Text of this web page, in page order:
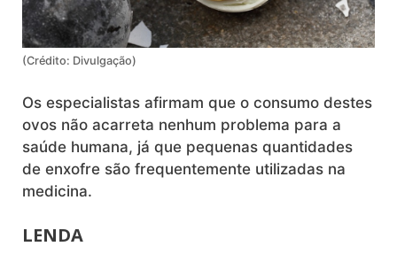
(Crédito: Divulgação)
Os especialistas afirmam que o consumo destes
ovos não acarreta nenhum problema para a
saúde humana, já que pequenas quantidades
de enxofre são frequentemente utilizadas na
medicina.
LENDA